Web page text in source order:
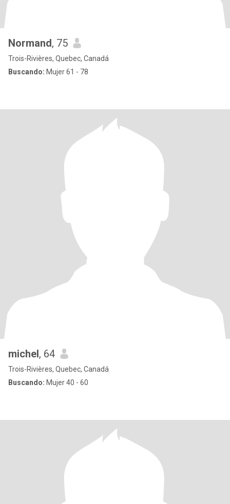
Normand, 75
Trois-Rivières, Quebec, Canadá
Buscando: Mujer 61 - 78
michel, 64
Trois-Rivières, Quebec, Canadá
Buscando: Mujer 40 - 60